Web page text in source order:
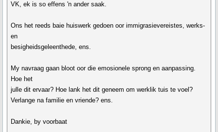
VK, ek is so effens 'n ander saak.
Ons het reeds baie huiswerk gedoen oor immigrasievereistes, werks-
en
besigheidsgeleenthede, ens.
My navraag gaan bloot oor die emosionele sprong en aanpassing.
Hoe het
julle dit ervaar? Hoe lank het dit geneem om werklik tuis te voel?
Verlange na familie en vriende? ens.
Dankie, by voorbaat